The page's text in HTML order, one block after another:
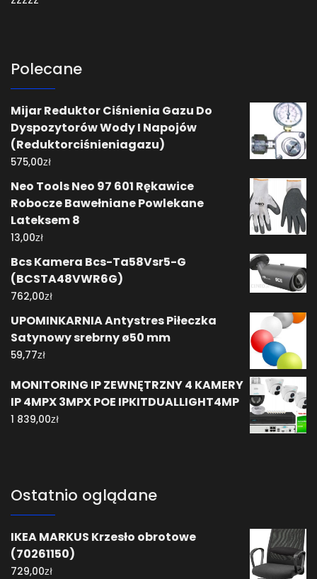
Polecane
Mijar Reduktor Ciśnienia Gazu Do
Dyspozytorów Wody I Napojów
(Reduktorciśnieniagazu)
575,00zł
Neo Tools Neo 97 601 Rękawice
Robocze Bawełniane Powlekane
Lateksem 8
13,00zł
Bcs Kamera Bcs-Ta58Vsr5-G
(BCSTA48VWR6G)
762,00zł
UPOMINKARNIA Antystres Piłeczka
Satynowy srebrny ø50 mm
59,77zł
MONITORING IP ZEWNĘTRZNY 4 KAMERY
IP 4MPX 3MPX POE IPKITDUALLIGHT4MP
1 839,00zł
Ostatnio oglądane
IKEA MARKUS Krzesło obrotowe
(70261150)
729,00zł